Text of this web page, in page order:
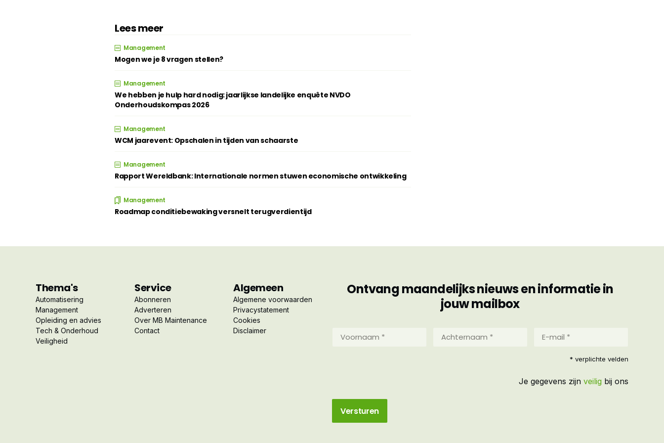
Lees meer
Management
Mogen we je 8 vragen stellen?
Management
We hebben je hulp hard nodig: jaarlijkse landelijke enquête NVDO
Onderhoudskompas 2026
Management
WCM jaarevent: Opschalen in tijden van schaarste
Management
Rapport Wereldbank: Internationale normen stuwen economische ontwikkeling
Management
Roadmap conditiebewaking versnelt terugverdientijd
Thema's
Automatisering
Management
Opleiding en advies
Tech & Onderhoud
Veiligheid
Service
Abonneren
Adverteren
Over MB Maintenance
Contact
Algemeen
Algemene voorwaarden
Privacystatement
Cookies
Disclaimer
Ontvang maandelijks nieuws en informatie in
jouw mailbox
Achternaam
mail
* verplichte velden
Je gegevens zijn veilig bij ons